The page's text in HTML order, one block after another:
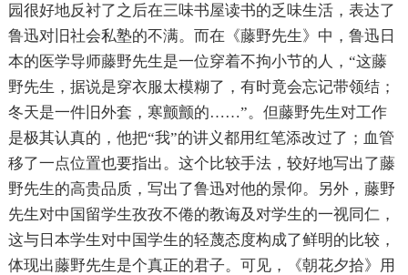
园很好地反衬了之后在三味书屋读书的乏味生活，表达了
鲁迅对旧社会私塾的不满。而在《藤野先生》中，鲁迅日
本的医学导师藤野先生是一位穿着不拘小节的人，“这藤
野先生，据说是穿衣服太模糊了，有时竟会忘记带领结；
冬天是一件旧外套，寒颤颤的……”。但藤野先生对工作
是极其认真的，他把“我”的讲义都用红笔添改过了；血管
移了一点位置也要指出。这个比较手法，较好地写出了藤
野先生的高贵品质，写出了鲁迅对他的景仰。另外，藤野
先生对中国留学生孜孜不倦的教诲及对学生的一视同仁，
这与日本学生对中国学生的轻蔑态度构成了鲜明的比较，
体现出藤野先生是个真正的君子。可见，《朝花夕拾》用